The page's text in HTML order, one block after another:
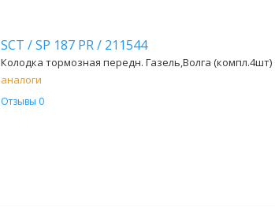
SCT /SP 187 PR/ 211544
Колодка тормозная передн. Газель,Волга (компл.4шт)
аналоги
Отзывы 0